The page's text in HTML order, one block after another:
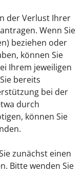
der Verlust Ihrer
Wenn Sie
beziehen oder
können Sie
Ihrem jeweiligen
bereits
bei der
durch
können Sie
zunächst einen
Bitte wenden Sie